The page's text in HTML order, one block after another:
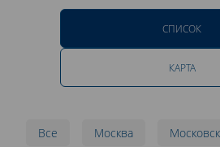
СПИСОК
КАРТА
Все Москва